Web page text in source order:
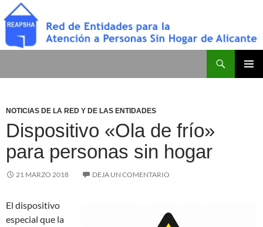
Saltar
al
contenido
NOTICIAS DE LA RED Y DE LAS ENTIDADES
Dispositivo «Ola de frío»
para personas sin hogar
21 MARZO 2018 DEJA UN COMENTARIO
El dispositivo
especial que la